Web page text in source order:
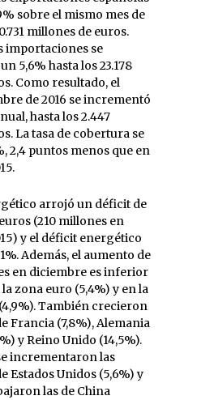
sobre el mismo mes de
millones de euros.
importaciones se
5,6% hasta los 23.178
Como resultado, el
de 2016 se incrementó
hasta los 2.447
La tasa de cobertura se
2,4 puntos menos que en
arrojó un déficit de
(210 millones en
y el déficit energético
Además, el aumento de
en diciembre es inferior
zona euro (5,4%) y en la
También crecieron
Francia (7,8%), Alemania
y Reino Unido (14,5%).
incrementaron las
Estados Unidos (5,6%) y
las de China